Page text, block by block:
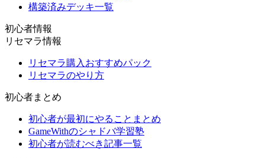
構築済みデッキ一覧
初心者情報
リセマラ情報
リセマラ購入おすすめパック
リセマラのやり方
初心者まとめ
初心者が最初にやることまとめ
GameWithのシャドバ学習塾
初心者が読むべき記事一覧